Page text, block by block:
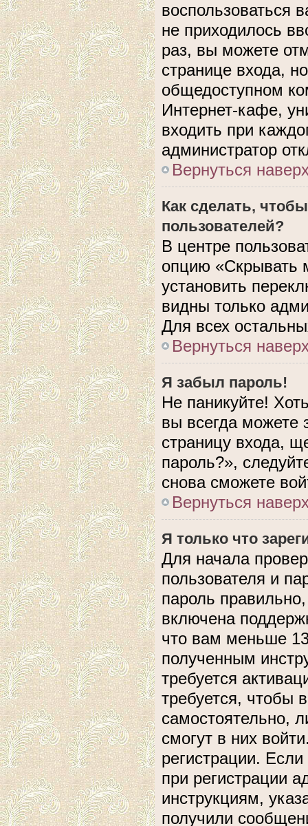
воспользоваться
не приходилось
раз, вы можете
странице входа,
общедоступном
Интернет-кафе,
входить при
администратор
Вернуться
Как сделать,
пользователей?
В центре
опцию «Скрывать
установить
видны только
Для всех
Вернуться
Я забыл пароль!
Не паникуйте!
вы всегда можете
страницу входа,
пароль?»,
снова сможете
Вернуться
Я только что
Для начала
пользователя и
пароль
включена
что вам меньше
полученным
требуется
требуется, чтобы
самостоятельно,
смогут в них
регистрации.
при регистрации
инструкциям,
получили